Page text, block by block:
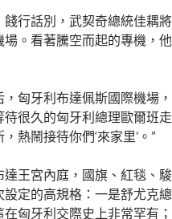
餞行話別，武契奇總統佳耦
場。看著騰空而起的專機，
，匈牙利布達佩斯國際機場
待很久的匈牙利總理歐爾班
熱鬧接待你們‘來家里’。”
達王宮內庭，國旗、紅毯、
設定的高規格：一是舒尤克
在匈牙利交際史上非常罕有